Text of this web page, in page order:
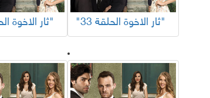
"ثار الاخوة الحلقة 33" "ثار الاخوة الحلقة 32"